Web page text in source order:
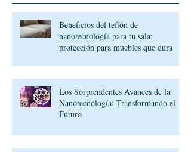
Beneficios del teflón de
nanotecnología para tu sala:
protección para muebles que dura
Los Sorprendentes Avances de la
Nanotecnología: Transformando el
Futuro